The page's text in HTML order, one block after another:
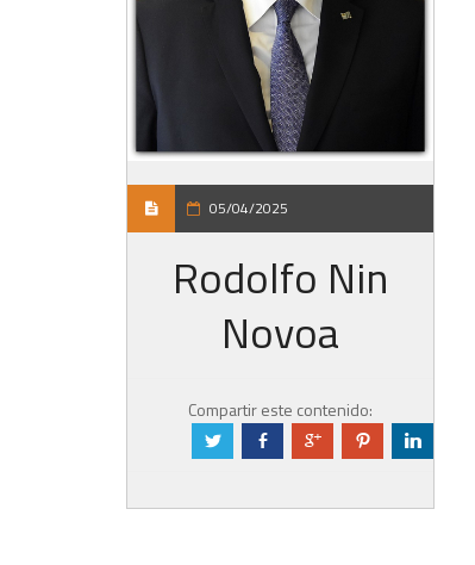
05/04/2025
Rodolfo Nin
Novoa
Compartir este contenido:
a b c d j